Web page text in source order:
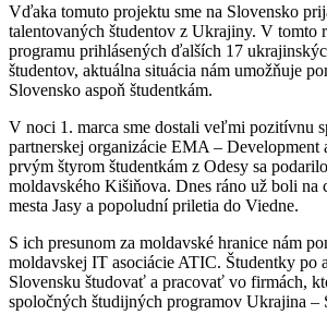
Vďaka tomuto projektu sme na Slovensko
talentovaných študentov z Ukrajiny. V tomto
programu prihlásených ďalších 17
študentov, aktuálna situácia nám umožňuje
Slovensko aspoň študentkám.
V noci 1. marca sme dostali veľmi pozitívnu
partnerskej organizácie EMA –
prvým štyrom študentkám z Odesy sa
moldavského Kišiňova. Dnes ráno už boli na
mesta Jasy a popoludní priletia do Viedne.
S ich presunom za moldavské hranice nám
moldavskej IT asociácie ATIC. Študentky po
Slovensku študovať a pracovať vo firmách,
spoločných študijných programov Ukrajina –